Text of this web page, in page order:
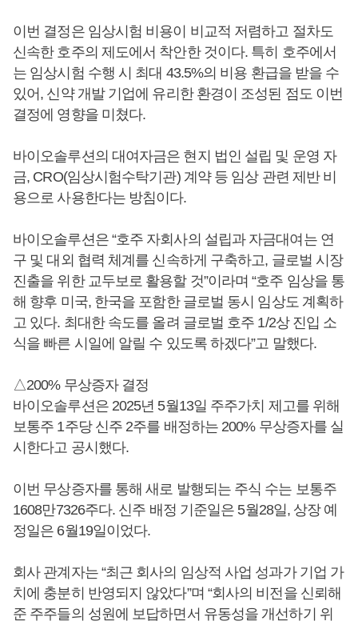
이번 결정은 임상시험 비용이 비교적 저렴하고 절차도
신속한 호주의 제도에서 착안한 것이다. 특히 호주에서
는 임상시험 수행 시 최대 43.5%의 비용 환급을 받을 수
있어, 신약 개발 기업에 유리한 환경이 조성된 점도 이번
결정에 영향을 미쳤다.
바이오솔루션의 대여자금은 현지 법인 설립 및 운영 자
금, CRO(임상시험수탁기관) 계약 등 임상 관련 제반 비
용으로 사용한다는 방침이다.
바이오솔루션은 “호주 자회사의 설립과 자금대여는 연
구 및 대외 협력 체계를 신속하게 구축하고, 글로벌 시장
진출을 위한 교두보로 활용할 것”이라며 “호주 임상을 통
해 향후 미국, 한국을 포함한 글로벌 동시 임상도 계획하
고 있다. 최대한 속도를 올려 글로벌 호주 1/2상 진입 소
식을 빠른 시일에 알릴 수 있도록 하겠다”고 말했다.
△200% 무상증자 결정
바이오솔루션은 2025년 5월13일 주주가치 제고를 위해
보통주 1주당 신주 2주를 배정하는 200% 무상증자를 실
시한다고 공시했다.
이번 무상증자를 통해 새로 발행되는 주식 수는 보통주
1608만7326주다. 신주 배정 기준일은 5월28일, 상장 예
정일은 6월19일이었다.
회사 관계자는 “최근 회사의 임상적 사업 성과가 기업 가
치에 충분히 반영되지 않았다”며 “회사의 비전을 신뢰해
준 주주들의 성원에 보답하면서 유동성을 개선하기 위